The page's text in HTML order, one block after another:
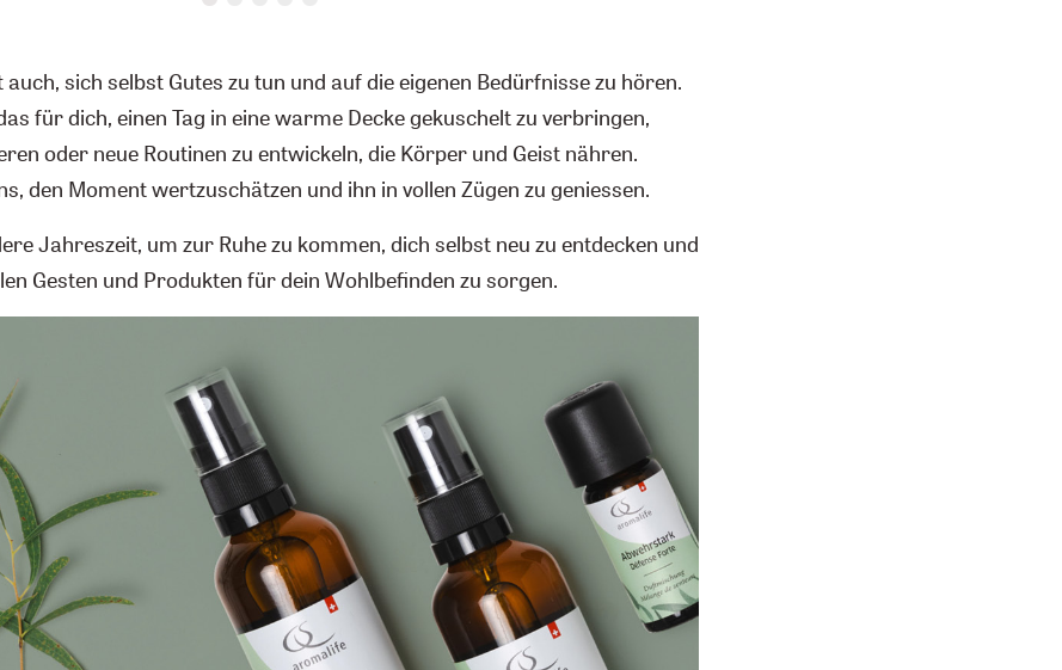
sich selbst Gutes zu tun und auf die eigenen Bedürfnisse zu hören.
für dich, einen Tag in eine warme Decke gekuschelt zu verbringen,
oder neue Routinen zu entwickeln, die Körper und Geist nähren.
den Moment wertzuschätzen und ihn in vollen Zügen zu geniessen.
Jahreszeit, um zur Ruhe zu kommen, dich selbst neu zu entdecken und
Gesten und Produkten für dein Wohlbefinden zu sorgen.